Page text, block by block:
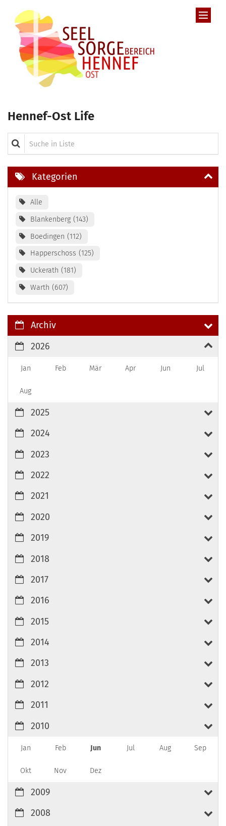
Hennef-Ost Life
Suche in Liste
Kategorien
Alle
Blankenberg
143
Boedingen
112
Happerschoss
125
Uckerath
181
Warth
607
Archiv
2026
Jan Feb Mär Apr Jun Jul
Aug
2025
2024
2023
2022
2021
2020
2019
2018
2017
2016
2015
2014
2013
2012
2011
2010
Jan Feb Jun Jul Aug Sep
Okt Nov Dez
2009
2008